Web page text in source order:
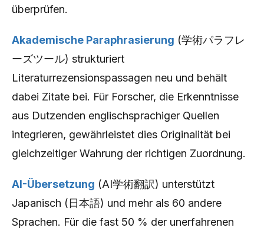
überprüfen.
Akademische Paraphrasierung (学術パラフレ
ーズツール) strukturiert
Literaturrezensionspassagen neu und behält
dabei Zitate bei. Für Forscher, die Erkenntnisse
aus Dutzenden englischsprachiger Quellen
integrieren, gewährleistet dies Originalität bei
gleichzeitiger Wahrung der richtigen Zuordnung.
AI-Übersetzung (AI学術翻訳) unterstützt
Japanisch (日本語) und mehr als 60 andere
Sprachen. Für die fast 50 % der unerfahrenen